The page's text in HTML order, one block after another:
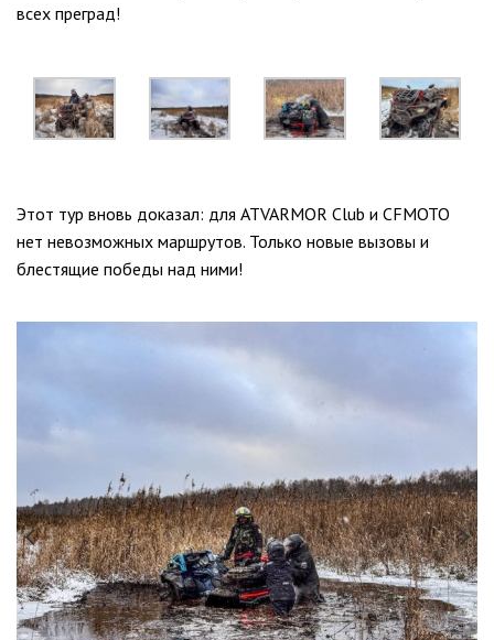
всех преград!
Этот тур вновь доказал: для ATVARMOR Club и CFMOTO
нет невозможных маршрутов. Только новые вызовы и
блестящие победы над ними!